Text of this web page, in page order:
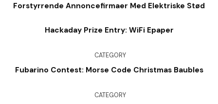
Forstyrrende Annoncefirmaer Med Elektriske Stød
Hackaday Prize Entry: WiFi Epaper
CATEGORY
Fubarino Contest: Morse Code Christmas Baubles
CATEGORY